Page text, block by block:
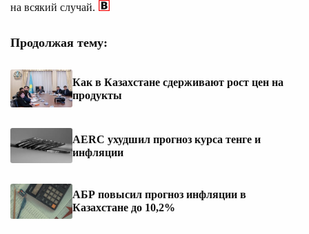
на всякий случай.
Продолжая тему:
Как в Казахстане сдерживают рост цен на
продукты
AERC ухудшил прогноз курса тенге и
инфляции
АБР повысил прогноз инфляции в
Казахстане до 10,2%